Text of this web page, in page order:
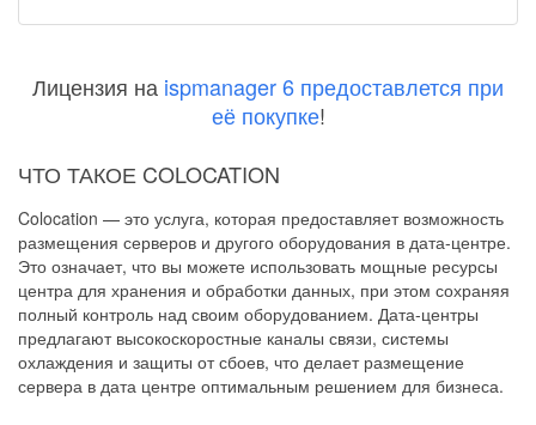
Лицензия на ispmanager 6 предоставлется при
её покупке!
ЧТО ТАКОЕ COLOCATION
Colocation — это услуга, которая предоставляет возможность
размещения серверов и другого оборудования в дата-центре.
Это означает, что вы можете использовать мощные ресурсы
центра для хранения и обработки данных, при этом сохраняя
полный контроль над своим оборудованием. Дата-центры
предлагают высокоскоростные каналы связи, системы
охлаждения и защиты от сбоев, что делает размещение
сервера в дата центре оптимальным решением для бизнеса.